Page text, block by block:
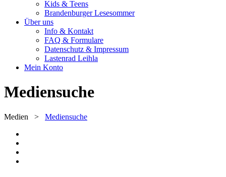
Kids & Teens
Brandenburger Lesesommer
Über uns
Info & Kontakt
FAQ & Formulare
Datenschutz & Impressum
Lastenrad Leihla
Mein Konto
Mediensuche
Medien > Mediensuche